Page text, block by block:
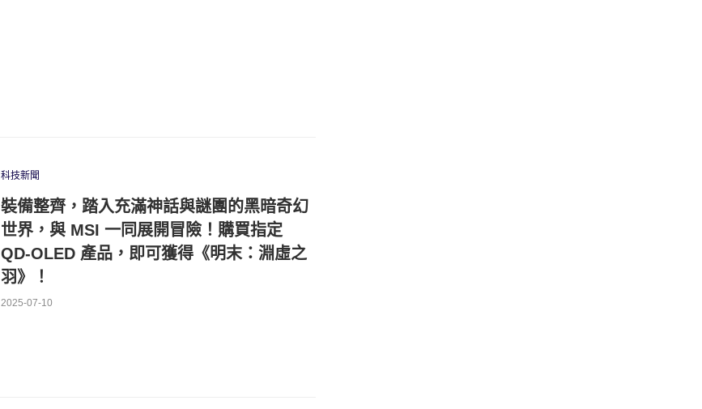
科技新聞
裝備整齊，踏入充滿神話與謎團的黑暗奇幻
世界，與 MSI 一同展開冒險！購買指定
QD-OLED 產品，即可獲得《明末：淵虛之
羽》！
2025-07-10